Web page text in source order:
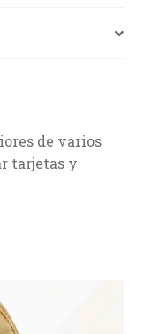
de varios
tarjetas y